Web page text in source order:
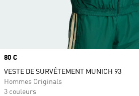
Prix
80 €
VESTE DE SURVÊTEMENT MUNICH 93
Hommes Originals
3 couleurs